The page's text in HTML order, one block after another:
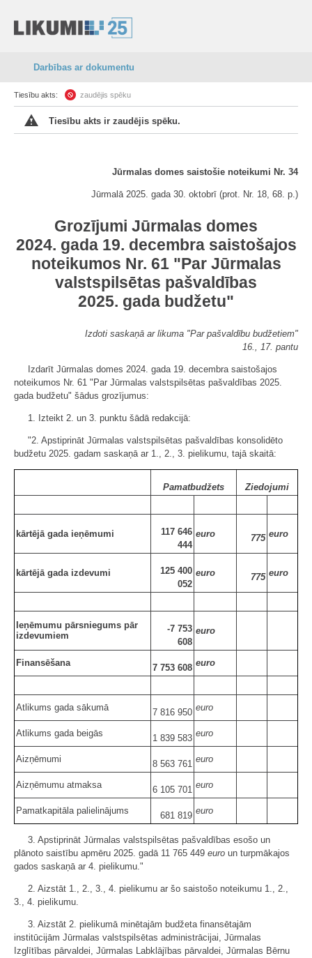
Darbības ar dokumentu
Tiesību akts: zaudējis spēku
Tiesību akts ir zaudējis spēku.
Jūrmalas domes saistošie noteikumi Nr. 34
Jūrmalā 2025. gada 30. oktobrī (prot. Nr. 18, 68. p.)
Grozījumi Jūrmalas domes
2024. gada 19. decembra saistošajos
noteikumos Nr. 61 "Par Jūrmalas
valstspilsētas pašvaldības
2025. gada budžetu"
Izdoti saskaņā ar likuma "Par pašvaldību budžetiem"
16., 17. pantu
Izdarīt Jūrmalas domes 2024. gada 19. decembra saistošajos
noteikumos Nr. 61 "Par Jūrmalas valstspilsētas pašvaldības 2025.
gada budžetu" šādus grozījumus:
1. Izteikt 2. un 3. punktu šādā redakcijā:
"2. Apstiprināt Jūrmalas valstspilsētas pašvaldības konsolidēto
budžetu 2025. gadam saskaņā ar 1., 2., 3. pielikumu, tajā skaitā:
Pamatbudžets Ziedojumi
kārtējā gada ieņēmumi
117 646
444
euro 775 euro
kārtējā gada izdevumi
125 400
052
euro 775 euro
Ieņēmumu pārsniegums pār
izdevumiem
-7 753
608
euro
Finansēšana 7 753 608 euro
Atlikums gada sākumā 7 816 950 euro
Atlikums gada beigās 1 839 583 euro
Aizņēmumi 8 563 761 euro
Aizņēmumu atmaksa 6 105 701 euro
Pamatkapitāla palielinājums 681 819 euro
3. Apstiprināt Jūrmalas valstspilsētas pašvaldības esošo un
plānoto saistību apmēru 2025. gadā 11 765 449 euro un turpmākajos
gados saskaņā ar 4. pielikumu."
2. Aizstāt 1., 2., 3., 4. pielikumu ar šo saistošo noteikumu 1., 2.,
3., 4. pielikumu.
3. Aizstāt 2. pielikumā minētajām budžeta finansētajām
institūcijām Jūrmalas valstspilsētas administrācijai, Jūrmalas
Izglītības pārvaldei, Jūrmalas Labklājības pārvaldei, Jūrmalas Bērnu